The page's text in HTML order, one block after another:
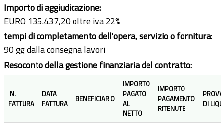
Importo di aggiudicazione:
EURO 135.437,20 oltre iva 22%
tempi di completamento dell'opera, servizio o fornitura:
90 gg dalla consegna lavori
Resoconto della gestione finanziaria del contratto:
N.
FATTURA
DATA
FATTURA
BENEFICIARIO
IMPORTO
PAGATO
AL
NETTO
IMPORTO
PAGAMENTO
RITENUTE
DI